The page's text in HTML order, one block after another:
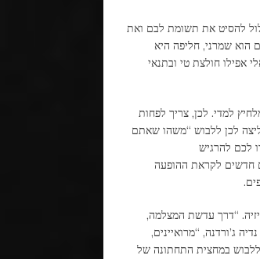
להסיט את תשומת לבם ואת
הוא שמרני, חליפה היא
אפילו חולצת טי ובתנאי
למדי. לכן, צריך לפחות
לכן ללבוש “משהו שאתם
לכם להרגיש
חדשים לקראת ההופעה
“דרך עדשת המצלמה,
ג’ורדנה, “מרואיינים,
ללבוש במחצית התחתונה של